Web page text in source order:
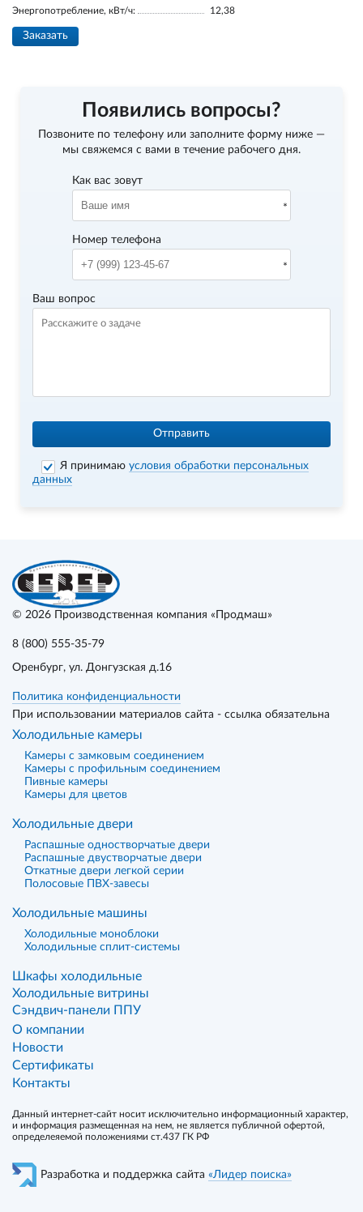
Энергопотребление, кВт/ч:
12,38
Заказать
Появились вопросы?
Позвоните по телефону или заполните форму ниже —
мы свяжемся с вами в течение рабочего дня.
Как вас зовут
Номер телефона
Ваш вопрос
Отправить
Я принимаюусловия обработки персональных
данных
© 2026 Производственная компания «Продмаш»
8 (800) 555-35-79
Оренбург, ул. Донгузская д.16
Политика конфиденциальности
При использовании материалов сайта - ссылка обязательна
Холодильные камеры
Камеры с замковым соединением
Камеры с профильным соединением
Пивные камеры
Камеры для цветов
Холодильные двери
Распашные одностворчатые двери
Распашные двустворчатые двери
Откатные двери легкой серии
Полосовые ПВХ-завесы
Холодильные машины
Холодильные моноблоки
Холодильные сплит-системы
Шкафы холодильные
Холодильные витрины
Сэндвич-панели ППУ
О компании
Новости
Сертификаты
Контакты
Данный интернет-сайт носит исключительно информационный характер,
и информация размещенная на нем, не является публичной офертой,
определеяемой положениями ст.437 ГК РФ
Разработка и поддержка сайта «Лидер поиска»